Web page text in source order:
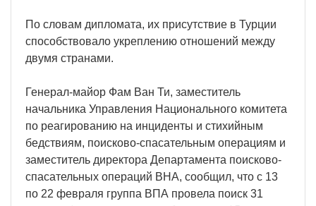
По словам дипломата, их присутствие в Турции
способствовало укреплению отношений между
двумя странами.
Генерал-майор Фам Ван Ти, заместитель
начальника Управления Национального комитета
по реагированию на инциденты и стихийным
бедствиям, поисково-спасательным операциям и
заместитель директора Департамента поисково-
спасательных операций ВНА, сообщил, что с 13
по 22 февраля группа ВПА провела поиск 31